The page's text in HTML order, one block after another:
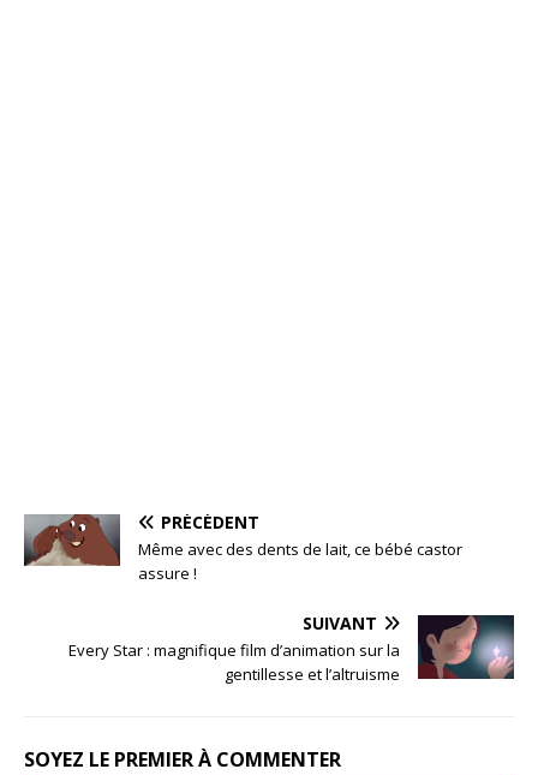
PRÉCÉDENT
Même avec des dents de lait, ce bébé castor
assure !
SUIVANT
Every Star : magnifique film d’animation sur la
gentillesse et l’altruisme
SOYEZ LE PREMIER À COMMENTER